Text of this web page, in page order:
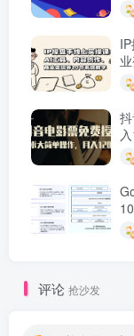
哦)
评论 抢沙发